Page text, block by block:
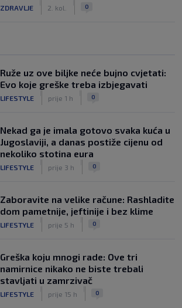
ZDRAVLJE 2. kol. 0
Ruže uz ove biljke neće bujno cvjetati:
Evo koje greške treba izbjegavati
LIFESTYLE prije 1 h 0
Nekad ga je imala gotovo svaka kuća u
Jugoslaviji, a danas postiže cijenu od
nekoliko stotina eura
LIFESTYLE prije 3 h 0
Zaboravite na velike račune: Rashladite
dom pametnije, jeftinije i bez klime
LIFESTYLE prije 5 h 0
Greška koju mnogi rade: Ove tri
namirnice nikako ne biste trebali
stavljati u zamrzivač
LIFESTYLE prije 15 h 0